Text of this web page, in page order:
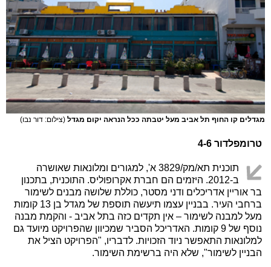
מגדלים קו החוף תל אביב מעל יטבתה ככל הנראה יקום מגדל (צילום: דור נבו)
טרומפלדור 4-6
תוכנית תא/מק/3829 א', למגורים ומלונאות שאושרה
ב-2012. היזמים הם חברת אקרופוליס. התוכנית, בתכנון
בר אוריין אדריכלים ודני מסטר, כוללת שלושה מבנים לשימור
ברחבי העיר. בבניין עצמו תיעשה תוספת של מגדל בן 13 קומות
מעל למבנה לשימור – אין תקדים כזה בתל אביב - והקמת מבנה
נוסף של 9 קומות. האדריכל הסביר שמכיוון שהפרויקט מיועד גם
למלונאות התאפשר ניוד הזכויות. לדבריו, "הפרויקט הציל את
הבניין לשימור", שלא היה ברשימת השימור.